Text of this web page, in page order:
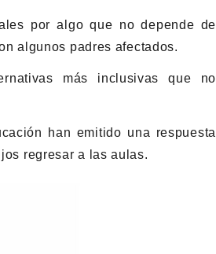
por algo que no depende de
algunos padres afectados.
más inclusivas que no
han emitido una respuesta
regresar a las aulas.